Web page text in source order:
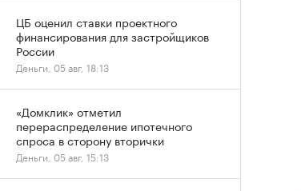
ЦБ оценил ставки проектного
финансирования для застройщиков
России
Деньги, 05 авг, 18:13
«Домклик» отметил
перераспределение ипотечного
спроса в сторону вторички
Деньги, 05 авг, 15:13